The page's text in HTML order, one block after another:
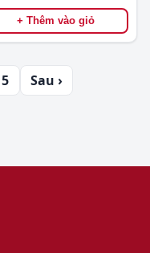
+ Thêm vào giỏ
5 Sau ›